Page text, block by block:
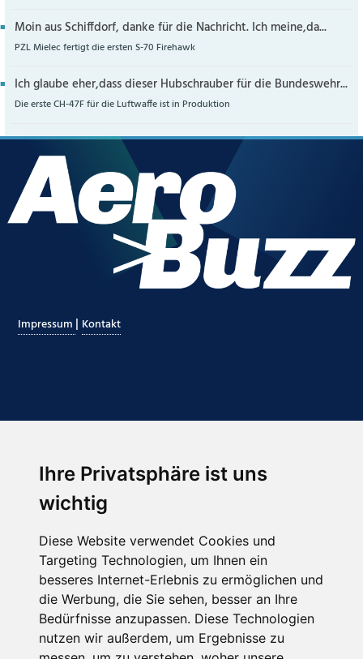
Ihre Privatsphäre ist uns
wichtig
Diese Website verwendet Cookies und
Targeting Technologien, um Ihnen ein
besseres Internet-Erlebnis zu ermöglichen und
die Werbung, die Sie sehen, besser an Ihre
Bedürfnisse anzupassen. Diese Technologien
nutzen wir außerdem, um Ergebnisse zu
Moin aus Schiffdorf, danke für die Nachricht. Ich meine,da...
PZL Mielec fertigt die ersten S-70 Firehawk
Ich glaube eher,dass dieser Hubschrauber für die Bundeswehr...
Die erste CH-47F für die Luftwaffe ist in Produktion
Impressum | Kontakt
Abonnieren Sie unseren Newsletter
Email